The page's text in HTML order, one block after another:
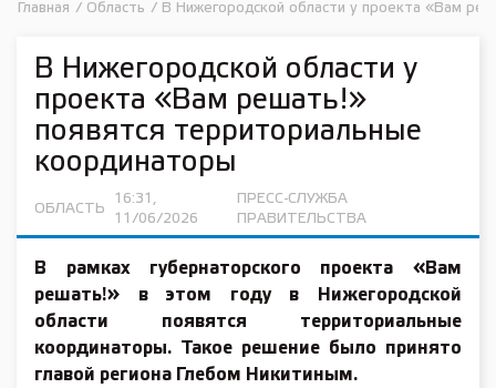
Главная / Область / В Нижегородской области у проекта «Вам
В Нижегородской области у
проекта «Вам решать!»
появятся территориальные
координаторы
ОБЛАСТЬ
16:31,
11/06/2026
ПРЕСС-СЛУЖБА
ПРАВИТЕЛЬСТВА
В рамках губернаторского проекта «Вам
решать!» в этом году в Нижегородской
области появятся территориальные
координаторы. Такое решение было принято
главой региона Глебом Никитиным.